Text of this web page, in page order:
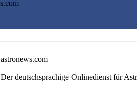
astronews.com
Der deutschsprachige Onlinedienst für